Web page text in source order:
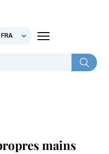
FRA
mains